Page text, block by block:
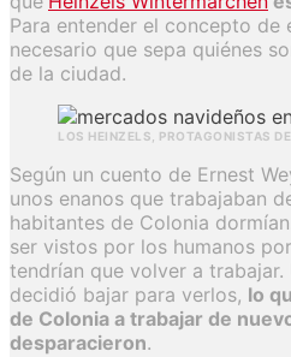
Para entender el concepto de
necesario que sepa quiénes
de la ciudad.
LOS HEINZELS, PROTAGONISTAS
Según un cuento de Ernest
unos enanos que trabajaban
habitantes de Colonia
ser vistos por los humanos
tendrían que volver a
decidió bajar para verlos, lo
de Colonia a trabajar de
desparacieron.